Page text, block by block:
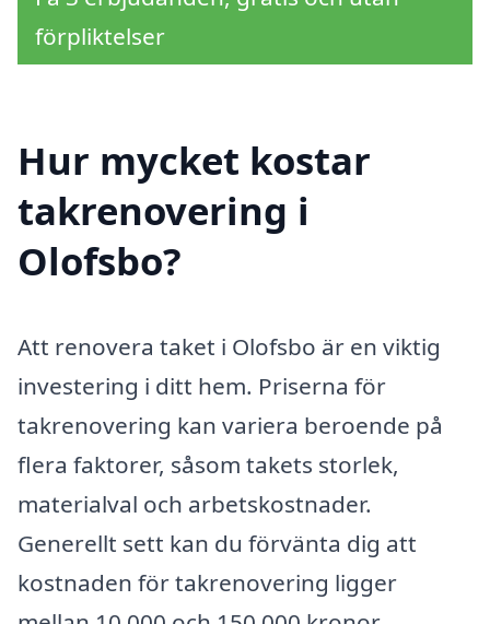
förpliktelser
Hur mycket kostar
takrenovering i
Olofsbo?
Att renovera taket i Olofsbo är en viktig
investering i ditt hem. Priserna för
takrenovering kan variera beroende på
flera faktorer, såsom takets storlek,
materialval och arbetskostnader.
Generellt sett kan du förvänta dig att
kostnaden för takrenovering ligger